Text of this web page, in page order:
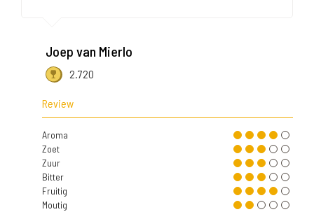
Joep van Mierlo
2.720
Review
Aroma
Zoet
Zuur
Bitter
Fruitig
Moutig